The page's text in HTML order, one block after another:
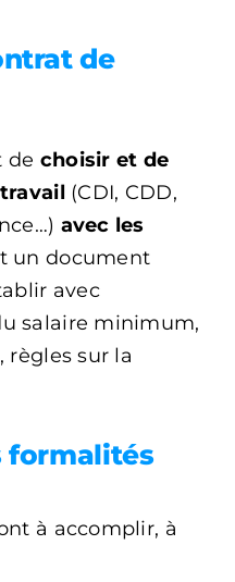
de
de choisir et de
travail (CDI, CDD,
avec les
un document
avec
salaire minimum,
règles sur la
formalités
à accomplir, à